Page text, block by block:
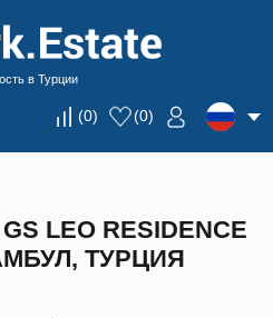
в Турции
(0) (0)
LEO RESIDENCE
ТУРЦИЯ